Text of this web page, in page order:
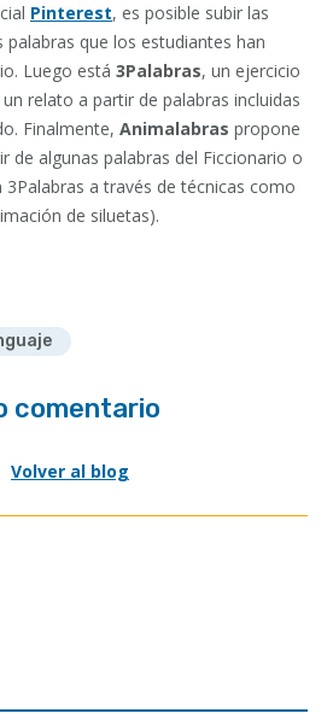
Pinterest, es posible subir las
que los estudiantes han
Luego está 3Palabras, un ejercicio
relato a partir de palabras incluidas
Finalmente, Animalabras propone
de algunas palabras del Ficcionario o
a través de técnicas como
de siluetas).
comentario
Volver al blog